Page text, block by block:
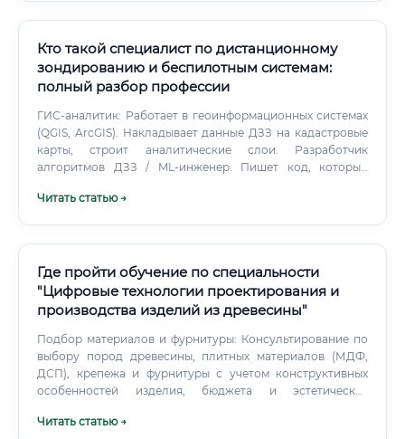
Кто такой специалист по дистанционному
зондированию и беспилотным системам:
полный разбор профессии
ГИС-аналитик: Работает в геоинформационных системах
(QGIS, ArcGIS). Накладывает данные ДЗЗ на кадастровые
карты, строит аналитические слои. Разработчик
алгоритмов ДЗЗ / ML-инженер: Пишет код, который
дефекты ЛЭП на космических снимках.
Читать статью →
Где пройти обучение по специальности
"Цифровые технологии проектирования и
производства изделий из древесины"
Подбор материалов и фурнитуры: Консультирование по
выбору пород древесины, плитных материалов (МДФ,
ДСП), крепежа и фурнитуры с учетом конструктивных
особенностей изделия, бюджета и эстетических
производственного процесса, контроль качества на всех
Читать статью →